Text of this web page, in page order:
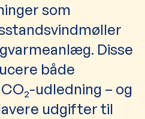
som
Disse
både
udledning – og
udgifter til